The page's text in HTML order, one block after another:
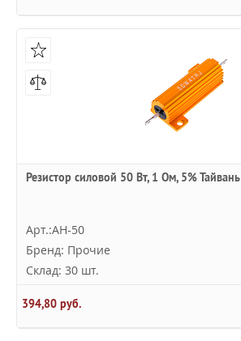
Резистор силовой 50 Вт, 1 Ом, 5% Тайвань
Арт.:AH-50
Бренд: Прочие
Склад: 30 шт.
394,80 руб.